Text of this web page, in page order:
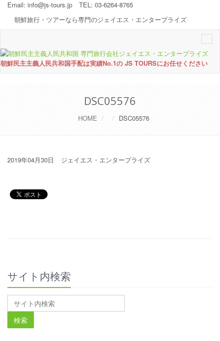
Email: info@js-tours.jp
TEL: 03-6264-8765
朝鮮旅行・ツアーなら専門のジェイエス・エンタープライズ
朝鮮民主主義人民共和国手配は実績No.1の JS TOURSにお任せください
DSC05576
HOME DSC05576
2019年04月30日 ジェイエス・エンタープライズ
サイト内検索